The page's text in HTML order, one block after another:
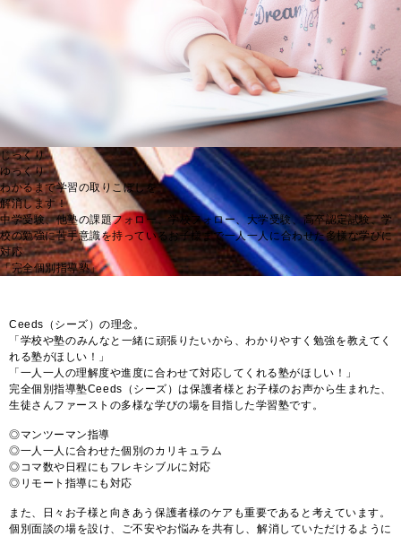
じっくり
ゆっくり
わかるまで学習の取りこぼしを
解消します！
中学受験、他塾の課題フォロー、学校フォロー、大学受験、高卒認定試験、学
校の勉強に苦手意識を持っているお子様まで一人一人に合わせた多様な学びに
対応
「完全個別指導塾」
Ceeds（シーズ）の理念。
「学校や塾のみんなと一緒に頑張りたいから、わかりやすく勉強を教えてく
れる塾がほしい！」
「一人一人の理解度や進度に合わせて対応してくれる塾がほしい！」
完全個別指導塾Ceeds（シーズ）は保護者様とお子様のお声から生まれた、
生徒さんファーストの多様な学びの場を目指した学習塾です。
◎マンツーマン指導
◎一人一人に合わせた個別のカリキュラム
◎コマ数や日程にもフレキシブルに対応
◎リモート指導にも対応
また、日々お子様と向きあう保護者様のケアも重要であると考えています。
個別面談の場を設け、ご不安やお悩みを共有し、解消していただけるように